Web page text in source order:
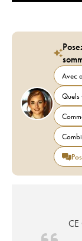
Avec
Quels
CE